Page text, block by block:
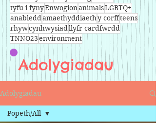
tyfu i fynyEnwogionanimalsLGBTQ+
anableddamaethyddiaethy corffteens
rhywcynhwysiadllyfr cardfwrdd
TNNO23environment
Adolygiadau
Adolygiadau
Popeth/All